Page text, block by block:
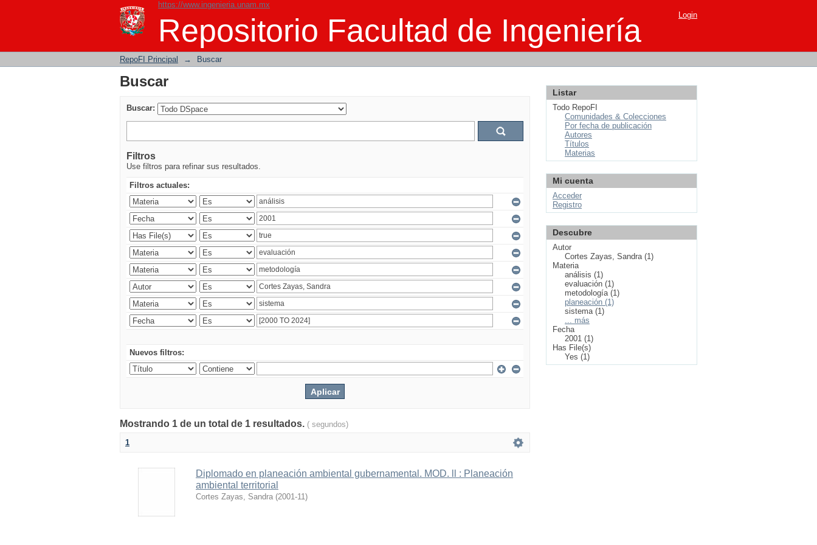
https://www.ingenieria.unam.mx
Repositorio Facultad de Ingeniería
Buscar Login
RepoFI Principal → Buscar
Buscar
Buscar:
Filtros
Use filtros para refinar sus resultados.
Filtros actuales:
Nuevos filtros:
Mostrando 1 de un total de 1 resultados. ( segundos)
1
Diplomado en planeación ambiental gubernamental. MOD. ll : Planeación
ambiental territorial
Cortes Zayas, Sandra (2001-11)
Listar
Todo RepoFI
Comunidades & Colecciones
Por fecha de publicación
Autores
Títulos
Materias
Mi cuenta
Acceder
Registro
Descubre
Autor
Cortes Zayas, Sandra (1)
Materia
análisis (1)
evaluación (1)
metodología (1)
planeación (1)
sistema (1)
... más
Fecha
2001 (1)
Has File(s)
Yes (1)